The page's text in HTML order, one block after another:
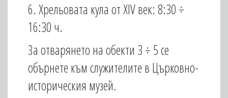
6. Хрельовата кула от XIV век: 8:30 ÷
16:30 ч.
За отварянето на обекти 3 ÷ 5 се
обърнете към служителите в Църковно-
историческия музей.